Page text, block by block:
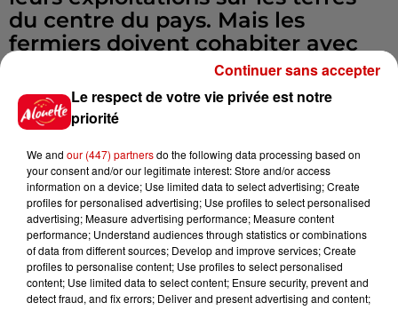
du centre du pays. Mais les
fermiers doivent cohabiter avec
les émeus qui ravagent les
cultures. Dépassés par la situation,
ils demandent une aide militaire
au gouvernement qui déclare la
guerre aux émeus. C'est à ce jour
la seule et unique guerre inter-
espèce officiellement reconnue.
La Guerre des Émeus propose une
plongée dans cet événement
historique à travers le regard naïf
Le respect de votre vie privée est notre
priorité
We and our (447) partnersdo the following data processing based on
your consent and/or our legitimate interest: Store and/or access
information on a device; Use limited data to select advertising; Create
profiles for personalised advertising; Use profiles to select personalised
advertising; Measure advertising performance; Measure content
performance; Understand audiences through statistics or combinations
of data from different sources; Develop and improve services; Create
profiles to personalise content; Use profiles to select personalised
content; Use limited data to select content; Ensure security, prevent and
detect fraud, and fix errors; Deliver and present advertising and content;
Continuer sans accepter